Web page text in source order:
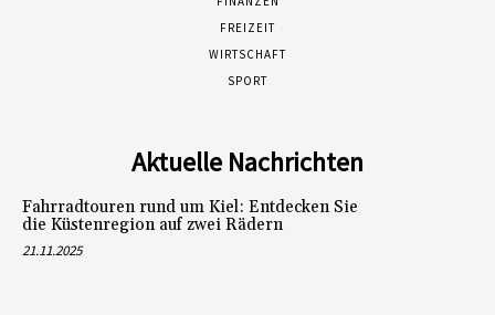
FREIZEIT
WIRTSCHAFT
SPORT
Aktuelle Nachrichten
Fahrradtouren rund um Kiel: Entdecken Sie
die Küstenregion auf zwei Rädern
21.11.2025